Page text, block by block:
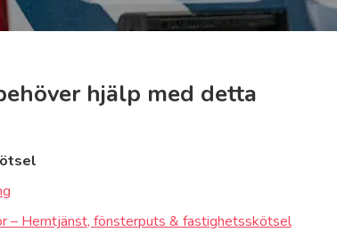
hjälp med detta
– Hemtjänst, fönsterputs & fastighetsskötsel